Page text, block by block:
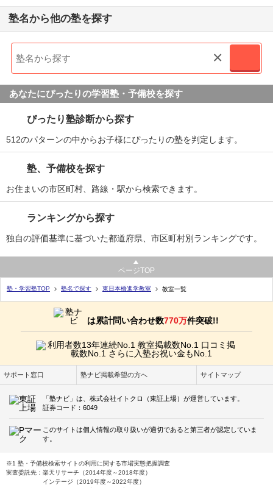
塾名から他の塾を探す
×
あなたにぴったりの学習塾・予備校を探す
ぴったり塾診断から探す
512のパターンの中からお子様にぴったりの塾を判定します。
塾、予備校を探す
お住まいの市区町村、路線・駅から検索できます。
ランキングから探す
独自の評価基準に基づいた都道府県、市区町村別ランキングです。
ページTOP
塾・学習塾TOP 塾名で探す 東日本橋進学教室 教室一覧
は累計問い合わせ数770万件突破!!
サポート窓口 塾ナビ掲載希望の方へ サイトマップ
「塾ナビ」は、株式会社イトクロ（東証上場）が運営しています。
証券コード：6049
このサイトは個人情報の取り扱いが適切であると第三者が認定していま
す。
※1 塾・予備校検索サイトの利用に関する市場実態把握調査
実査委託先：楽天リサーチ（2014年度～2018年度）
インテージ（2019年度～2022年度）